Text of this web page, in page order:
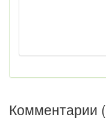
Комментарии (